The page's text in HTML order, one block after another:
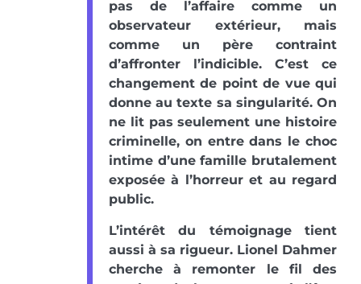
pas de l’affaire comme un
observateur extérieur, mais
comme un père contraint
d’affronter l’indicible. C’est ce
changement de point de vue qui
donne au texte sa singularité. On
ne lit pas seulement une histoire
criminelle, on entre dans le choc
intime d’une famille brutalement
exposée à l’horreur et au regard
public.
L’intérêt du témoignage tient
aussi à sa rigueur. Lionel Dahmer
cherche à remonter le fil des